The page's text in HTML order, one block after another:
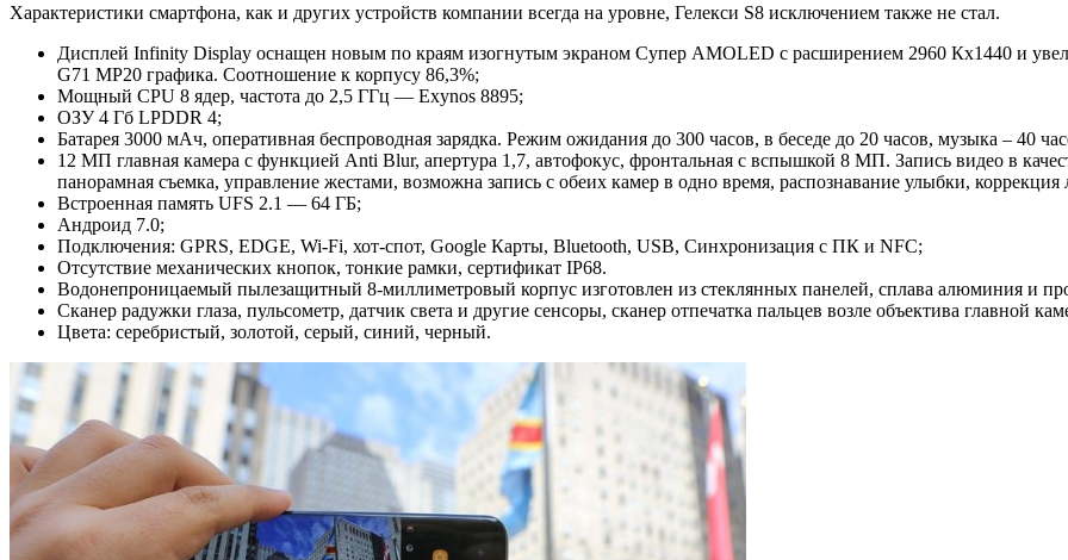
Характеристики смартфона, как и других устройств компании всегда на уровне, Гелекси S8 исключением также не стал.
Дисплей Infinity Display оснащен новым по краям изогнутым экраном Супер AMOLED с расширением 2960 Кх1440 и
G71 MP20 графика. Соотношение к корпусу 86,3%;
Мощный CPU 8 ядер, частота до 2,5 ГГц — Exynos 8895;
ОЗУ 4 Гб LPDDR 4;
Батарея 3000 мАч, оперативная беспроводная зарядка. Режим ожидания до 300 часов, в беседе до 20 часов, музыка – 40
12 МП главная камера с функцией Anti Blur, апертура 1,7, автофокус, фронтальная с вспышкой 8 МП. Запись видео в
панорамная съемка, управление жестами, возможна запись с обеих камер в одно время, распознавание улыбки,
Встроенная память UFS 2.1 — 64 ГБ;
Андроид 7.0;
Подключения: GPRS, EDGE, Wi-Fi, хот-спот, Google Карты, Bluetooth, USB, Синхронизация с ПК и NFC;
Отсутствие механических кнопок, тонкие рамки, сертификат IP68.
Водонепроницаемый пылезащитный 8-миллиметровый корпус изготовлен из стеклянных панелей, сплава алюминия и
Сканер радужки глаза, пульсометр, датчик света и другие сенсоры, сканер отпечатка пальцев возле объектива главной
Цвета: серебристый, золотой, серый, синий, черный.